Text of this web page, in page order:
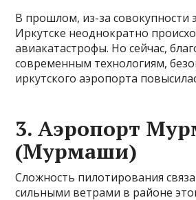
В прошлом, из-за совокупности
Иркутске неоднократно
авиакатастрофы. Но сейчас,
современным технологиям,
иркутского аэропорта
3. Аэропорт
(Мурмаши)
Сложность пилотирования
сильными ветрами в районе